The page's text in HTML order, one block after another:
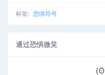
标签: 恐惧符号
通过恐惧微笑